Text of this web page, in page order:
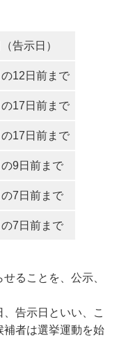
告示日）
12日前まで
17日前まで
17日前まで
9日前まで
7日前まで
7日前まで
ることを、公示、
告示日といい、こ
補者は選挙運動を始